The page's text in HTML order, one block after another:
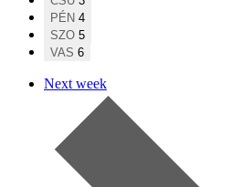
PÉN 4
SZO 5
VAS 6
Next week